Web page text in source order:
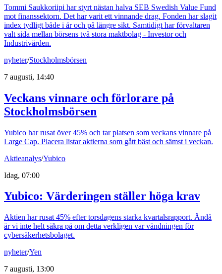
Tommi Saukkoriipi har styrt nästan halva SEB Swedish Value Fund
mot finanssektorn. Det har varit ett vinnande drag. Fonden har slagit
index tydligt både i år och på längre sikt. Samtidigt har förvaltaren
valt sida mellan börsens två stora maktbolag - Investor och
Industrivärden.
nyheter/Stockholmsbörsen
7 augusti, 14:40
Veckans vinnare och förlorare på
Stockholmsbörsen
Yubico har rusat över 45% och tar platsen som veckans vinnare på
Large Cap. Placera listar aktierna som gått bäst och sämst i veckan.
Aktieanalys/Yubico
Idag, 07:00
Yubico: Värderingen ställer höga krav
Aktien har rusat 45% efter torsdagens starka kvartalsrapport. Ändå
är vi inte helt säkra på om detta verkligen var vändningen för
cybersäkerhetsbolaget.
nyheter/Yen
7 augusti, 13:00